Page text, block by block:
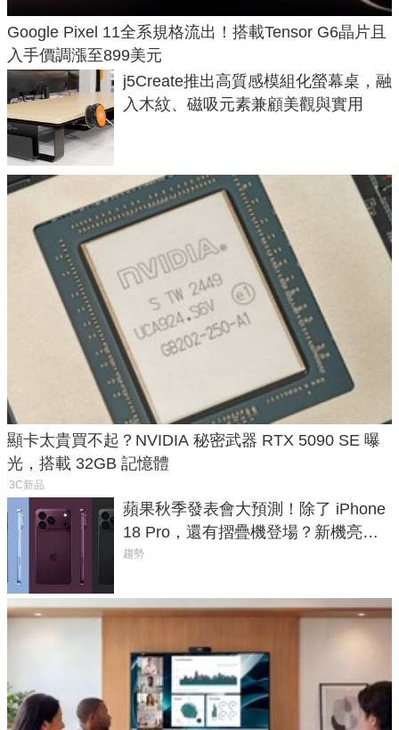
Google Pixel 11全系規格流出！搭載Tensor G6晶片且
入手價調漲至899美元
j5Create推出高質感模組化螢幕桌，融
入木紋、磁吸元素兼顧美觀與實用
顯卡太貴買不起？NVIDIA 秘密武器 RTX 5090 SE 曝
光，搭載 32GB 記憶體
3C新品
蘋果秋季發表會大預測！除了 iPhone
18 Pro，還有摺疊機登場？新機亮點
預測一次看
趨勢